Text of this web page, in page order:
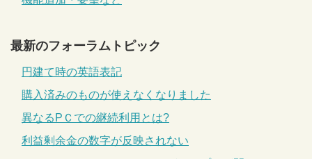
最新のフォーラムトピック
円建て時の英語表記
購入済みのものが使えなくなりました
異なるPＣでの継続利用とは?
利益剰余金の数字が反映されない